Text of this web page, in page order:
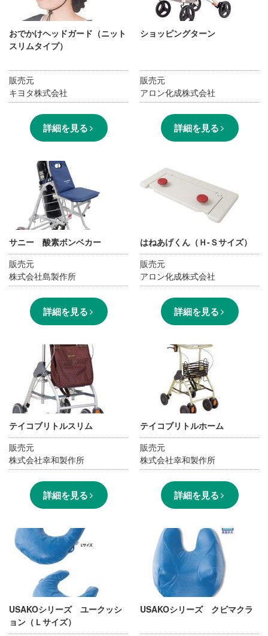
おでかけヘッドガード（ニット
スリムタイプ）
販売元
キヨタ株式会社
詳細を見る
ショッピングターン
販売元
アロン化成株式会社
詳細を見る
サニー 酸素ボンベカー
販売元
株式会社島製作所
詳細を見る
はねあげくん（Ｈ‐Ｓサイズ）
販売元
アロン化成株式会社
詳細を見る
テイコブリトルスリム
販売元
株式会社幸和製作所
詳細を見る
テイコブリトルホーム
販売元
株式会社幸和製作所
詳細を見る
USAKOシリーズ ユークッシ
ョン（Ｌサイズ）
USAKOシリーズ クビマクラ